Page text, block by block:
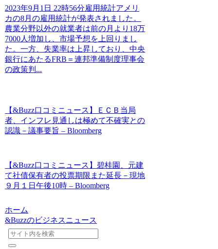
2023年9月1日 22時56分雇用統計アメリ
カの8月の雇用統計が発表されました。
農業分野以外の就業者は前の月より18万
7000人増加し、市場予想を上回りまし
た。一方、失業率は上昇しており、中央
銀行にあたるFRB＝連邦準備制度理事会
の政策判...
【&Buzz口コミニュース】ＥＣＢ当局
者、インフレ見通しは極めて不確実との
認識－議事要旨 – Bloomberg
【&Buzz口コミニュース】碧桂園、元建
て社債保有者の投票期限また延長－現地
９月１日午後10時 – Bloomberg
ホーム
&Buzzのビジネスニュース